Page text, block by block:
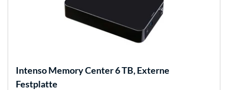
IntensoMemory Center 6 TB, Externe
Festplatte